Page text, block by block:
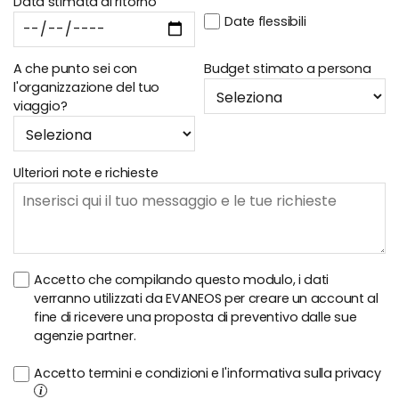
Date flessibili
A che punto sei con
l'organizzazione del tuo
viaggio?
Budget stimato a persona
Ulteriori note e richieste
Accetto che compilando questo modulo, i dati
verranno utilizzati da EVANEOS per creare un account al
fine di ricevere una proposta di preventivo dalle sue
agenzie partner.
Accetto termini e condizioni e l'informativa sulla privacy
i